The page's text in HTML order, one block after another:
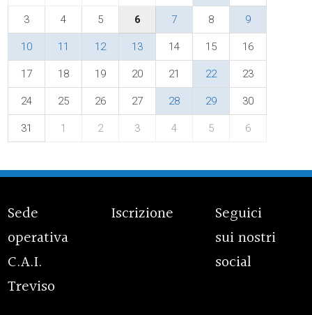
3 4 5 6 7 8 9
10 11 12 13 14 15 16
17 18 19 20 21 22 23
24 25 26 27 28 29 30
31 1 2 3 4 5 6
Sede
operativa
C.A.I.
Treviso
Iscrizione
Seguici
sui nostri
social